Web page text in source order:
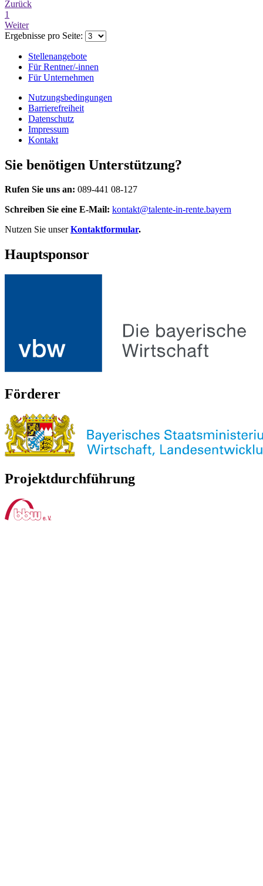
Zurück
1
Weiter
Ergebnisse pro Seite:
Stellenangebote
Für Rentner/-innen
Für Unternehmen
Nutzungsbedingungen
Barrierefreiheit
Datenschutz
Impressum
Kontakt
Sie benötigen Unterstützung?
Rufen Sie uns an: 089-441 08-127
Schreiben Sie eine E-Mail: kontakt@talente-in-rente.bayern
Nutzen Sie unser Kontaktformular.
Hauptsponsor
Förderer
Projektdurchführung